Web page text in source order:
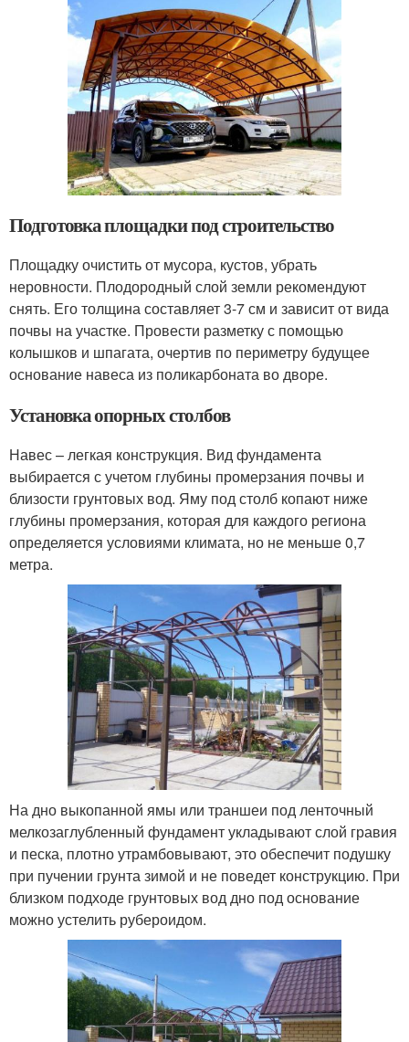
Подготовка площадки под строительство
Площадку очистить от мусора, кустов, убрать
неровности. Плодородный слой земли рекомендуют
снять. Его толщина составляет 3-7 см и зависит от вида
почвы на участке. Провести разметку с помощью
колышков и шпагата, очертив по периметру будущее
основание навеса из поликарбоната во дворе.
Установка опорных столбов
Навес – легкая конструкция. Вид фундамента
выбирается с учетом глубины промерзания почвы и
близости грунтовых вод. Яму под столб копают ниже
глубины промерзания, которая для каждого региона
определяется условиями климата, но не меньше 0,7
метра.
На дно выкопанной ямы или траншеи под ленточный
мелкозаглубленный фундамент укладывают слой гравия
и песка, плотно утрамбовывают, это обеспечит подушку
при пучении грунта зимой и не поведет конструкцию. При
близком подходе грунтовых вод дно под основание
можно устелить рубероидом.